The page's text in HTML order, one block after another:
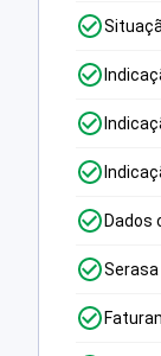
Dados